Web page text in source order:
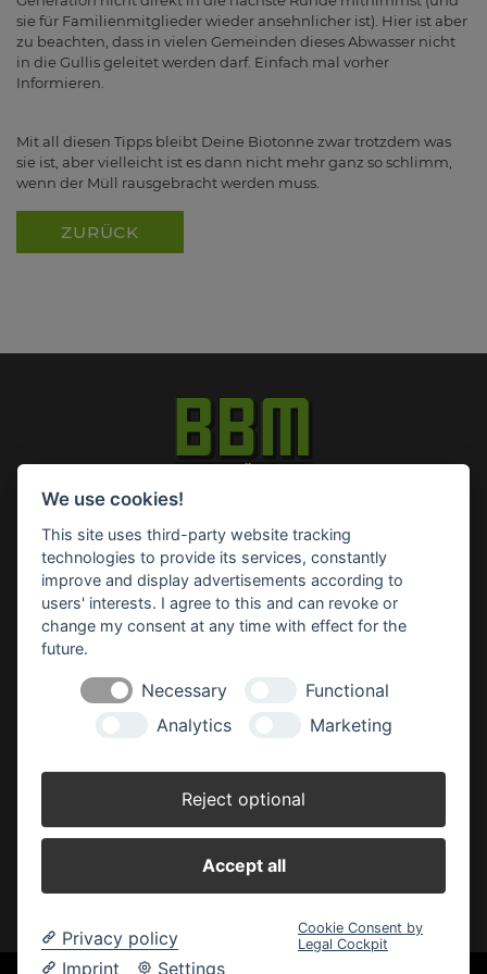
sie für Familienmitglieder wieder ansehnlicher ist). Hier ist aber
zu beachten, dass in vielen Gemeinden dieses Abwasser nicht
in die Gullis geleitet werden darf. Einfach mal vorher
Informieren.
Mit all diesen Tipps bleibt Deine Biotonne zwar trotzdem was
sie ist, aber vielleicht ist es dann nicht mehr ganz so schlimm,
wenn der Müll rausgebracht werden muss.
ZURÜCK
Impressum Datenschutz
Cookie-Einstellungen ändern
BBM Baumarkt Achim
Margarete-Steiff-Allee 1
Telefon: 04202 91 03 50
E-Mail:
achim(at)bbm-baumarkt.de
8.30 - 19.00 Uhr
Samstag:
8.30 - 18.00 Uhr
We use cookies!
This site uses third-party website tracking
technologies to provide its services, constantly
improve and display advertisements according to
users' interests. I agree to this and can revoke or
change my consent at any time with effect for the
future.
Necessary
Functional
Analytics
Marketing
Reject optional
Accept all
Privacy policy
Imprint
Settings
Cookie Consent by
Legal Cockpit